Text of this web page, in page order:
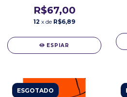
R$67,00
12 x de R$6,89
ESPIAR
ESGOTADO